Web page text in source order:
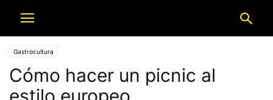
Gastrocultura
Cómo hacer un picnic al